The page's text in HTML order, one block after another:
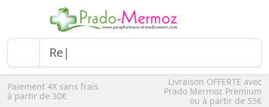
Paiement 4X sans frais
à partir de 30€
Livraison OFFERTE avec
Prado Mermoz Premium
ou à partir de 55€